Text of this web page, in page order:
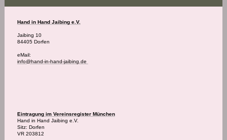
Hand in Hand Jaibing e.V.
Jaibing 10
84405 Dorfen
eMail:
info@hand-in-hand-jaibing.de
Eintragung im Vereinsregister München
Hand in Hand Jaibing e.V.
Sitz: Dorfen
VR 203812